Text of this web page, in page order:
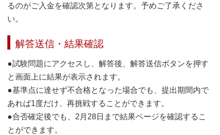
るのがご入金を確認次第となります。予めご了承くださ
い。
解答送信・結果確認
●試験問題にアクセスし、解答後、解答送信ボタンを押す
と画面上に結果が表示されます。
●基準点に達せず不合格となった場合でも、提出期間内で
あれば1度だけ、再挑戦することができます。
●合否確定後でも、2月28日まで結果ページを確認するこ
とができます。